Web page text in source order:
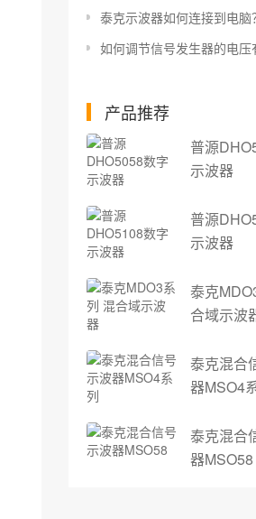
泰克示波器如何连接到电脑
如何调节信号发生器的电压
产品推荐
普源
示波器
普源
示波器
泰克
合域示波
泰克混合
器MSO4
泰克混合
器MSO58